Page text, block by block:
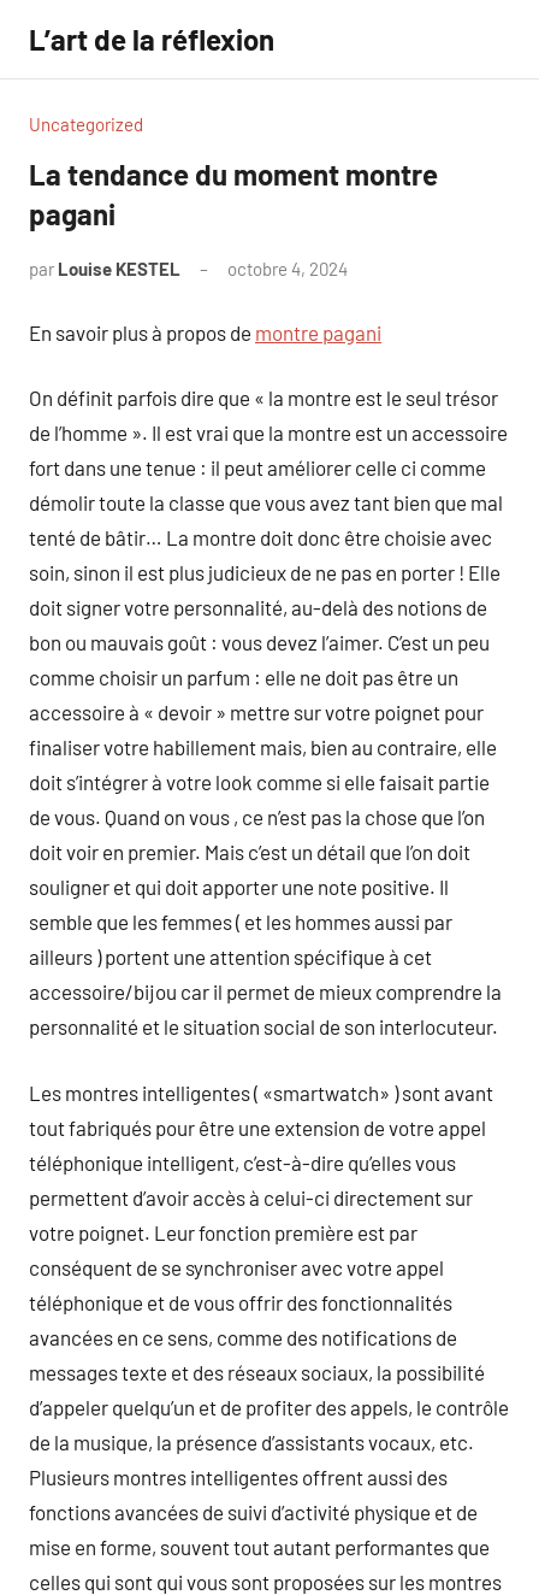
contenu
L’art de la réflexion
Uncategorized
La tendance du moment montre
pagani
par Louise KESTEL octobre 4, 2024
En savoir plus à propos de montre pagani
On définit parfois dire que « la montre est le seul trésor
de l’homme ». Il est vrai que la montre est un accessoire
fort dans une tenue : il peut améliorer celle ci comme
démolir toute la classe que vous avez tant bien que mal
tenté de bâtir… La montre doit donc être choisie avec
soin, sinon il est plus judicieux de ne pas en porter ! Elle
doit signer votre personnalité, au-delà des notions de
bon ou mauvais goût : vous devez l’aimer. C’est un peu
comme choisir un parfum : elle ne doit pas être un
accessoire à « devoir » mettre sur votre poignet pour
finaliser votre habillement mais, bien au contraire, elle
doit s’intégrer à votre look comme si elle faisait partie
de vous. Quand on vous , ce n’est pas la chose que l’on
doit voir en premier. Mais c’est un détail que l’on doit
souligner et qui doit apporter une note positive. Il
semble que les femmes ( et les hommes aussi par
ailleurs ) portent une attention spécifique à cet
accessoire/bijou car il permet de mieux comprendre la
personnalité et le situation social de son interlocuteur.
Les montres intelligentes ( «smartwatch» ) sont avant
tout fabriqués pour être une extension de votre appel
téléphonique intelligent, c’est-à-dire qu’elles vous
permettent d’avoir accès à celui-ci directement sur
votre poignet. Leur fonction première est par
conséquent de se synchroniser avec votre appel
téléphonique et de vous offrir des fonctionnalités
avancées en ce sens, comme des notifications de
messages texte et des réseaux sociaux, la possibilité
d’appeler quelqu’un et de profiter des appels, le contrôle
de la musique, la présence d’assistants vocaux, etc.
Plusieurs montres intelligentes offrent aussi des
fonctions avancées de suivi d’activité physique et de
mise en forme, souvent tout autant performantes que
celles qui sont qui vous sont proposées sur les montres